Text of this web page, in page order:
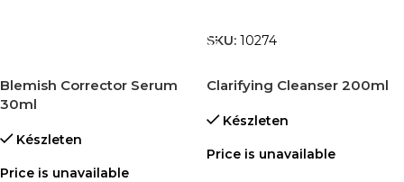
SKU: 10274
Blemish Corrector Serum
30ml
Készleten
Price is unavailable
Clarifying Cleanser 200ml
Készleten
Price is unavailable